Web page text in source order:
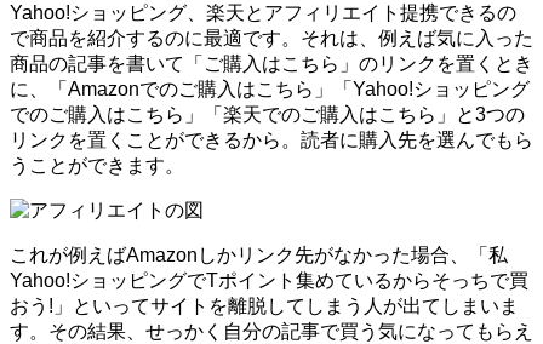
Yahoo!ショッピング、楽天とアフィリエイト提携できるの
で商品を紹介するのに最適です。それは、例えば気に入った
商品の記事を書いて「ご購入はこちら」のリンクを置くとき
に、「Amazonでのご購入はこちら」「Yahoo!ショッピング
でのご購入はこちら」「楽天でのご購入はこちら」と3つの
リンクを置くことができるから。読者に購入先を選んでもら
うことができます。
これが例えばAmazonしかリンク先がなかった場合、「私
Yahoo!ショッピングでTポイント集めているからそっちで買
おう!」といってサイトを離脱してしまう人が出てしまいま
す。その結果、せっかく自分の記事で買う気になってもらえ